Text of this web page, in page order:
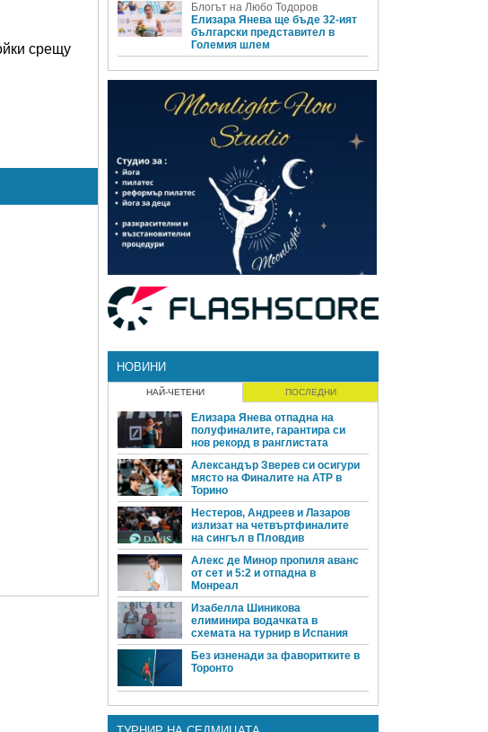
срещу
Блогът на Любо Тодоров
Елизара Янева ще бъде 32-ият
български представител в
Големия шлем
НОВИНИ
НАЙ-ЧЕТЕНИ ПОСЛЕДНИ
Елизара Янева отпадна на
полуфиналите, гарантира си
нов рекорд в ранглистата
Александър Зверев си осигури
място на Финалите на ATP в
Торино
Нестеров, Андреев и Лазаров
излизат на четвъртфиналите
на сингъл в Пловдив
Алекс де Минор пропиля аванс
от сет и 5:2 и отпадна в
Монреал
Изабелла Шиникова
елиминира водачката в
схемата на турнир в Испания
Без изненади за фаворитките в
Торонто